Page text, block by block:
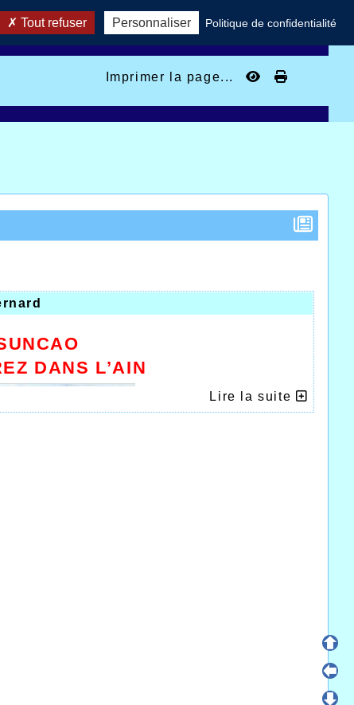
Imprimer la page...
DANS L’AIN
Lire la suite
Tout refuser Personnaliser Politique de confidentialité